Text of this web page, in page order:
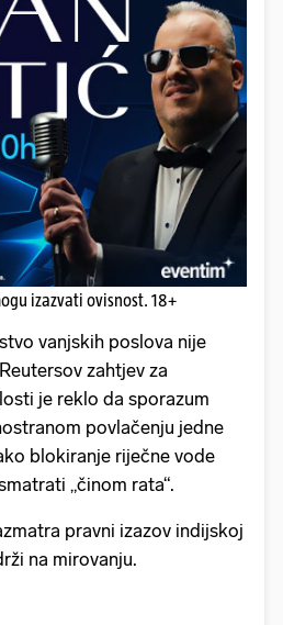
izazvati ovisnost. 18+
vanjskih poslova nije
zahtjev za
je reklo da sporazum
povlačenju jedne
blokiranje riječne vode
„činom rata“.
pravni izazov indijskoj
na mirovanju.